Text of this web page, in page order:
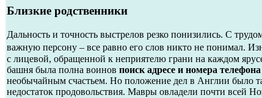
Близкие родственники
Дальность и точность выстрелов резко понизились. С
важную персону – все равно его слов никто не понимал.
с лицевой, обращенной к неприятелю грани на каждом
башня была полна воинов поиск адресе и номера телефона
необычайным счастьем. Но положение дел в Англии было
недостаток продовольствия. Мавры овладели почти всей